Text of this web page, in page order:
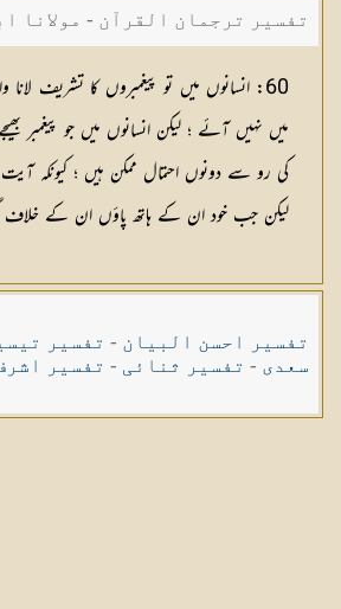
تفسیر ترجمان القرآن - مولانا
60: انسانوں میں تو پیغمبروں کا تشریف
میں نہیں آئے ؛ لیکن انسانوں میں جو
لیکن جب خود ان کے ہاتھ پاؤں ان کے خلاف گواہی دے
تفسیر احسن البیان - تفسیر
سعدی - تفسیر ثنائی - تفسیر